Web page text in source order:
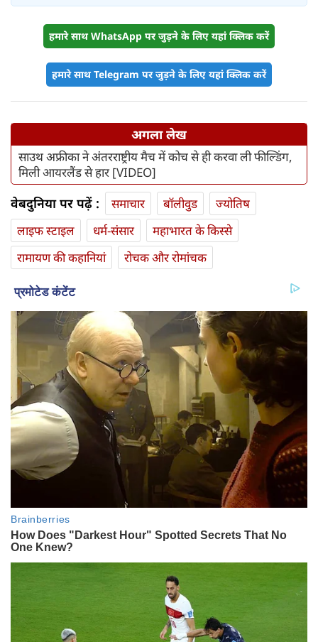
हमारे साथ WhatsApp पर जुड़ने के लिए यहां क्लिक करें
हमारे साथ Telegram पर जुड़ने के लिए यहां क्लिक करें
अगला लेख
साउथ अफ्रीका ने अंतरराष्ट्रीय मैच में कोच से ही करवा ली फील्डिंग,
मिली आयरलैंड से हार [VIDEO]
वेबदुनिया पर पढ़ें : समाचार बॉलीवुड
ज्योतिष
लाइफ स्‍टाइल
धर्म-संसार
महाभारत के किस्से
रामायण की कहानियां
रोचक और रोमांचक